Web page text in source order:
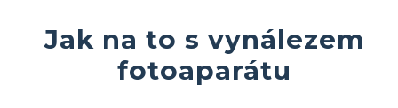
Jak na to s vynálezem
fotoaparátu